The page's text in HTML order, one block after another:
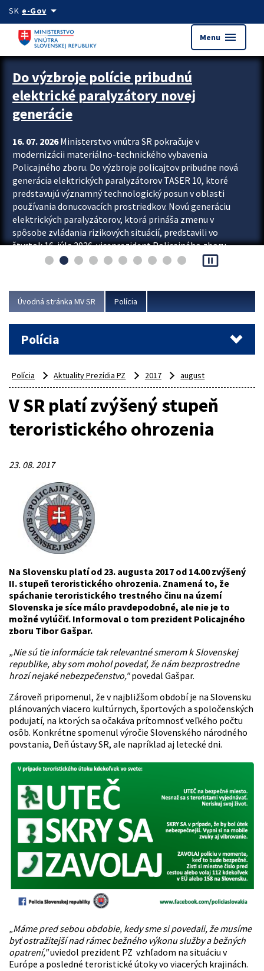
Preskocit na hlavný obsah
SK e-Govarrow_drop_down
Menu menu
Zastavit automatický posun upútavok
Do výzbroje polície pribudnú
elektrické paralyzátory novej
generácie
16. 07. 2026Ministerstvo vnútra SR pokračuje v
modernizácii materiálno-technického vybavenia
Policajného zboru. Do výzbroje policajtov pribudne nová
generácia elektrických paralyzátorov TASER 10, ktoré
predstavujú významný technologický posun v oblasti
používania donucovacích prostriedkov. Novú generáciu
elektrických paralyzátorov, ktorá prináša zmenu v
spôsobe zvládania rizikových situácií, predstavili vo
štvrtok 16. júla 2026 viceprezident Policajného zboru
Rastislav Polakovič a riaditeľ odboru výcviku...
pause_presentation
Úvodná stránka MV SR Polícia
Polícia
Polícia Aktuality Prezídia PZ 2017 august
V SR platí zvýšený stupeň
teroristického ohrozenia
23. 08. 2017
Na Slovensku platí od 23. augusta 2017 od 14.00 zvýšený
II. stupeň teroristického ohrozenia. Znamená to, že
spáchanie teroristického trestného činu na území
Slovenska je síce málo pravdepodobné, ale nie je to
možné vylúčiť. Informoval o tom prezident Policajného
zboru Tibor Gašpar.
„Nie sú tie informácie tak relevantné smerom k Slovenskej
republike, aby som mohol povedať, že nám bezprostredne
hrozí nejaké nebezpečenstvo,"povedal Gašpar.
Zároveň pripomenul, že v najbližšom období je na Slovensku
plánovaných viacero kultúrnych, športových a spoločenských
podujatí, na ktorých sa očakáva prítomnosť veľkého počtu
osôb. Konkrétne spomenul výročie Slovenského národného
povstania, Deň ústavy SR, ale napríklad aj letecké dni.
„Máme pred sebou obdobie, kedy sme si povedali, že musíme
byť ostražitejší nad rámec bežného výkonu služby a bežných
opatrení,"uviedol prezident PZ vzhľadom na situáciu v
Európe a posledné teroristické útoky vo viacerých krajinách.